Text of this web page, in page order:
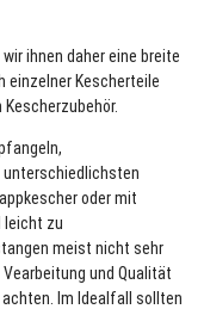
wir ihnen daher eine breite
einzelner Kescherteile
Kescherzubehör.
,
unterschiedlichsten
oder mit
leicht zu
meist nicht sehr
und Qualität
achten. Im Idealfall sollten